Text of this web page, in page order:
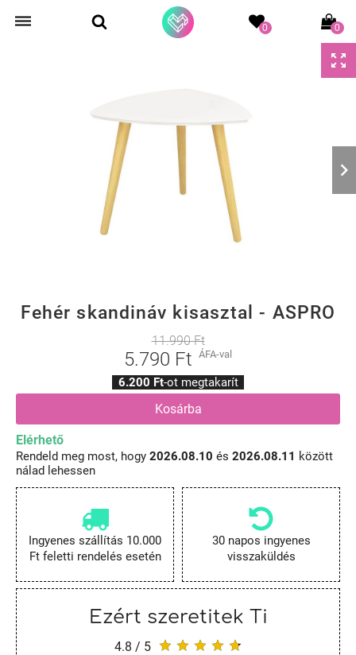
0 0
Fehér skandináv kisasztal - ASPRO
11.990 Ft
5.790 Ft ÁFA-val
6.200 Ft-ot megtakarít
Kosárba
Elérhető
Rendeld meg most, hogy 2026.08.10 és 2026.08.11 között
nálad lehessen
Ingyenes szállítás 10.000
Ft feletti rendelés esetén
30 napos ingyenes
visszaküldés
Ezért szeretitek Ti
4.8 / 5